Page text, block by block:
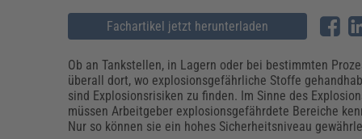
Brandschutz
Energieoptimiertes & klimaneutrales Bauen
Fachpublikationen & Arbeitshilfen
Kinderschutz, Jugendhilfe & Inklusion
Datenschutz & IT-Recht
Datenschutz & IT-Sicherheit
Elektrosicherheit
Elektrosicherheit & Elektrotechnik
Energie und Umwelt
Fachpublikationen & Arbeitshilfen
Weiterbildungen (AKADEMIE HERKERT)
Kommunales
Reisekosten und Finanzen
Kommunales
Reisekosten und Finanzen
Fachartikel jetzt herunterladen
Ob an Tankstellen, in Lagern oder bei bestimmten
überall dort, wo explosionsgefährliche Stoffe
sind Explosionsrisiken zu finden. Im Sinne des
müssen Arbeitgeber explosionsgefährdete Bereiche
Nur so können sie ein hohes Sicherheitsniveau